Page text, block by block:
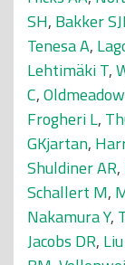
SH, Bakker
Tenesa A,
Lehtimäki T,
C,
Frogheri L,
GKjartan,
Shuldiner AR,
Schallert M,
Nakamura Y,
Jacobs DR,